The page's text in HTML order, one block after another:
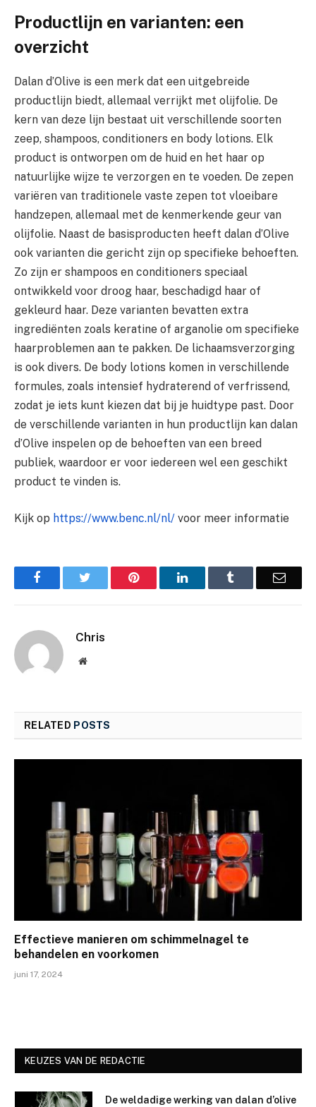
Productlijn en varianten: een
overzicht
Dalan d’Olive is een merk dat een uitgebreide
productlijn biedt, allemaal verrijkt met olijfolie. De
kern van deze lijn bestaat uit verschillende soorten
zeep, shampoos, conditioners en body lotions. Elk
product is ontworpen om de huid en het haar op
natuurlijke wijze te verzorgen en te voeden. De zepen
variëren van traditionele vaste zepen tot vloeibare
handzepen, allemaal met de kenmerkende geur van
olijfolie. Naast de basisproducten heeft dalan d’Olive
ook varianten die gericht zijn op specifieke behoeften.
Zo zijn er shampoos en conditioners speciaal
ontwikkeld voor droog haar, beschadigd haar of
gekleurd haar. Deze varianten bevatten extra
ingrediënten zoals keratine of arganolie om specifieke
haarproblemen aan te pakken. De lichaamsverzorging
is ook divers. De body lotions komen in verschillende
formules, zoals intensief hydraterend of verfrissend,
zodat je iets kunt kiezen dat bij je huidtype past. Door
de verschillende varianten in hun productlijn kan dalan
d’Olive inspelen op de behoeften van een breed
publiek, waardoor er voor iedereen wel een geschikt
product te vinden is.
Kijk op https://www.benc.nl/nl/ voor meer informatie
Facebook Pinterest LinkedIn Email
Chris
Website
RELATED POSTS
Effectieve manieren om schimmelnagel te
behandelen en voorkomen
juni 17, 2024
KEUZES VAN DE REDACTIE
De weldadige werking van dalan d’olive